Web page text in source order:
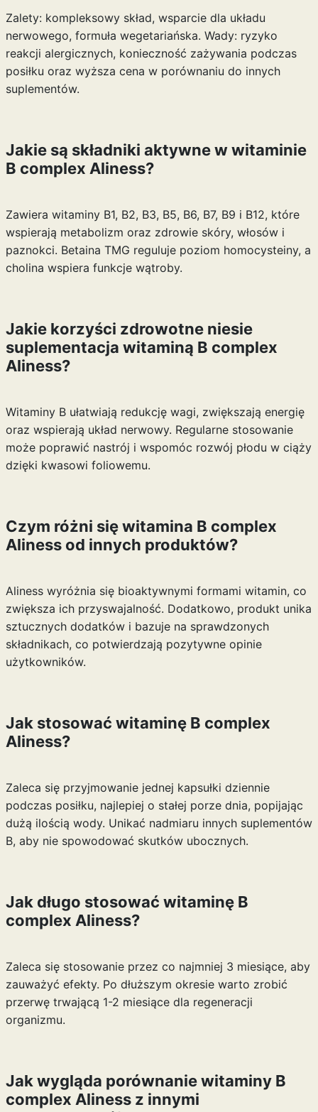
Zalety: kompleksowy skład, wsparcie dla układu
nerwowego, formuła wegetariańska. Wady: ryzyko
reakcji alergicznych, konieczność zażywania podczas
posiłku oraz wyższa cena w porównaniu do innych
suplementów.
Jakie są składniki aktywne w witaminie
B complex Aliness?
Zawiera witaminy B1, B2, B3, B5, B6, B7, B9 i B12, które
wspierają metabolizm oraz zdrowie skóry, włosów i
paznokci. Betaina TMG reguluje poziom homocysteiny, a
cholina wspiera funkcje wątroby.
Jakie korzyści zdrowotne niesie
suplementacja witaminą B complex
Aliness?
Witaminy B ułatwiają redukcję wagi, zwiększają energię
oraz wspierają układ nerwowy. Regularne stosowanie
może poprawić nastrój i wspomóc rozwój płodu w ciąży
dzięki kwasowi foliowemu.
Czym różni się witamina B complex
Aliness od innych produktów?
Aliness wyróżnia się bioaktywnymi formami witamin, co
zwiększa ich przyswajalność. Dodatkowo, produkt unika
sztucznych dodatków i bazuje na sprawdzonych
składnikach, co potwierdzają pozytywne opinie
użytkowników.
Jak stosować witaminę B complex
Aliness?
Zaleca się przyjmowanie jednej kapsułki dziennie
podczas posiłku, najlepiej o stałej porze dnia, popijając
dużą ilością wody. Unikać nadmiaru innych suplementów
B, aby nie spowodować skutków ubocznych.
Jak długo stosować witaminę B
complex Aliness?
Zaleca się stosowanie przez co najmniej 3 miesiące, aby
zauważyć efekty. Po dłuższym okresie warto zrobić
przerwę trwającą 1-2 miesiące dla regeneracji
organizmu.
Jak wygląda porównanie witaminy B
complex Aliness z innymi